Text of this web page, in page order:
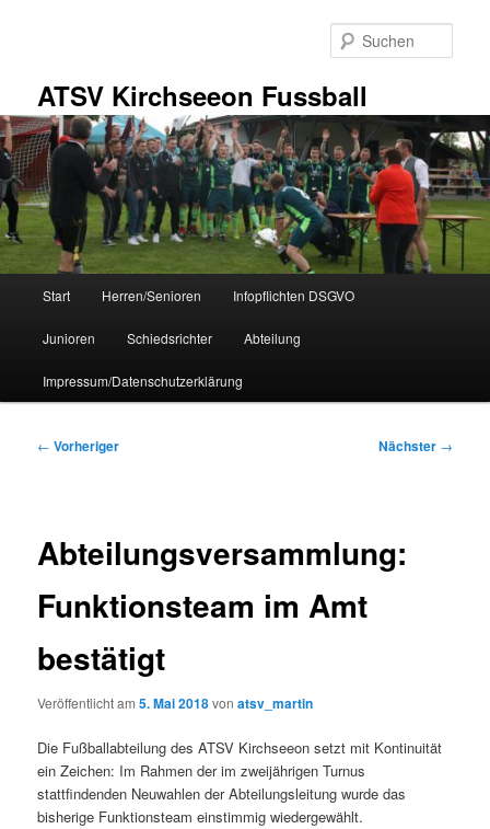
ATSV Kirchseeon Fussball
Start Herren/Senioren Infopflichten DSGVO
Junioren Schiedsrichter Abteilung
Impressum/Datenschutzerklärung
Beitragsnavigation
← Vorheriger Nächster →
Abteilungsversammlung:
Funktionsteam im Amt
bestätigt
Veröffentlicht am5. Mai 2018vonatsv_martin
Die Fußballabteilung des ATSV Kirchseeon setzt mit Kontinuität
ein Zeichen: Im Rahmen der im zweijährigen Turnus
stattfindenden Neuwahlen der Abteilungsleitung wurde das
bisherige Funktionsteam einstimmig wiedergewählt.